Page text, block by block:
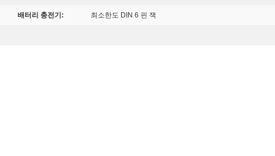
배터리 충전기: 최소한도 DIN 6 핀 잭